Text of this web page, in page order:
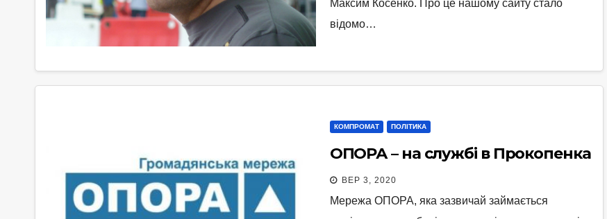
Максим Косенко. Про це нашому сайту стало
відомо…
КОМПРОМАТ ПОЛІТИКА
ОПОРА – на службі в Прокопенка
ВЕР 3, 2020
Мережа ОПОРА, яка зазвичай займається